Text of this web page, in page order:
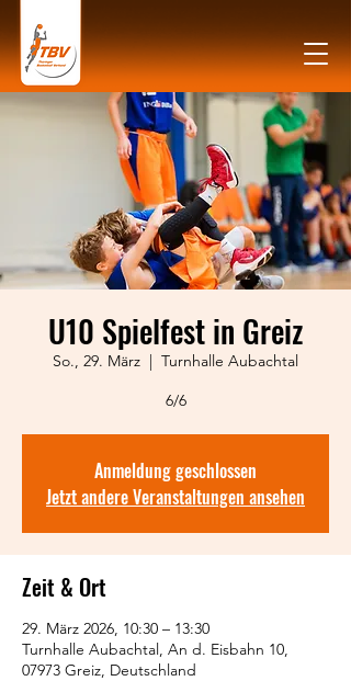
U10 Spielfest in Greiz
So., 29. März
  |
Turnhalle Aubachtal
6/6
Anmeldung geschlossen
Jetzt andere Veranstaltungen ansehen
Zeit & Ort
29. März 2026, 10:30 – 13:30
Turnhalle Aubachtal, An d. Eisbahn 10,
07973 Greiz, Deutschland